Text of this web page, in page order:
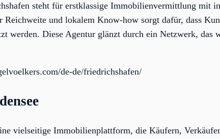
steht für erstklassige Immobilienvermittlung mit
Reichweite und lokalem Know-how sorgt dafür, dass
werden. Diese Agentur glänzt durch ein Netzwerk, das
de-de/friedrichshafen/
vielseitige Immobilienplattform, die Käufern,